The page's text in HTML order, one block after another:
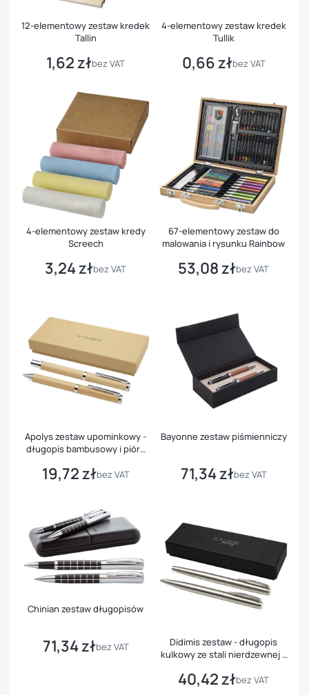
12-elementowy zestaw kredek
Tallin
Cena
1,62 złbez VAT
4-elementowy zestaw kredek
Tullik
Cena
0,66 złbez VAT
4-elementowy zestaw kredy
Screech
Cena
3,24 złbez VAT
67-elementowy zestaw do
malowania i rysunku Rainbow
Cena
53,08 złbez VAT
Apolys zestaw upominkowy -
długopis bambusowy i pióro
Cena
19,72 złbez VAT
Bayonne zestaw piśmienniczy
Cena
71,34 złbez VAT
Chinian zestaw długopisów
Cena
71,34 złbez VAT
Didimis zestaw - długopis
kulkowy ze stali nierdzewnej z
recyklingu i pióro kulkowe
Cena
40,42 złbez VAT